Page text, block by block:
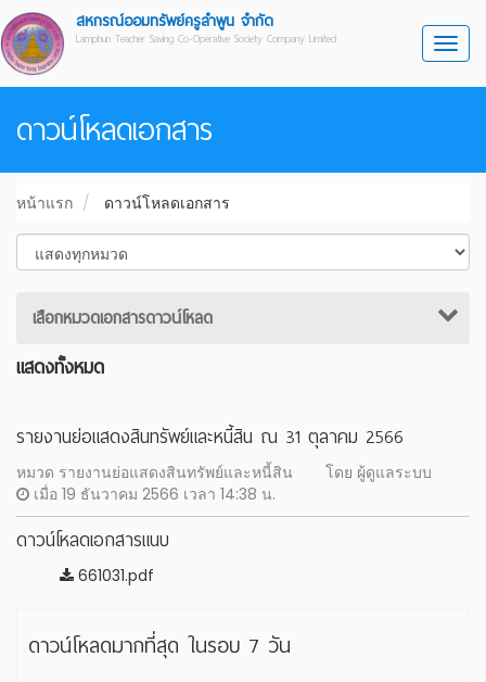
สหกรณ์ออมทรัพย์ครูลำพูน จำกัด
Lamphun Teacher Saving Co-Operative Society Company Limited
ดาวน์โหลดเอกสาร
หน้าแรก ดาวน์โหลดเอกสาร
เสือกหมวดเอกสารดาวน์โหลด
แสดงทั้งหมด
รายงานย่อแสดงสินทรัพย์และหนี้สิน ณ 31 ตุลาคม 2566
หมวด รายงานย่อแสดงสินทรัพย์และหนี้สิน
โดย ผู้ดูแลระบบ
เมื่อ 19 ธันวาคม 2566 เวลา 14:38 น.
ดาวน์โหลดเอกสารแนบ
661031.pdf
ดาวน์โหลดมากที่สุด ในรอบ 7 วัน